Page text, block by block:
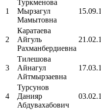
1
Туркменова
Мырзагул
Мамытовна
2
Каратаева
Айгуль
Рахманбердиевна
3
Тилешова
Айнагул
Айтмырзаевна
4
Турсунов
Данияр
Абдувахабович